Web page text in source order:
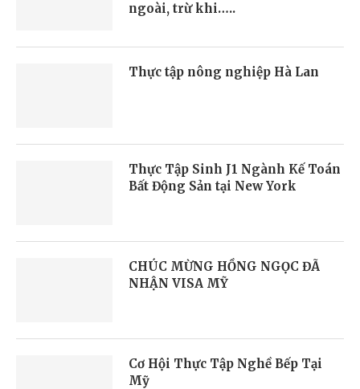
ngoài, trừ khi…..
Thực tập nông nghiệp Hà Lan
Thực Tập Sinh J1 Ngành Kế Toán
Bất Động Sản tại New York
CHÚC MỪNG HỒNG NGỌC ĐÃ
NHẬN VISA MỸ
Cơ Hội Thực Tập Nghề Bếp Tại
Mỹ